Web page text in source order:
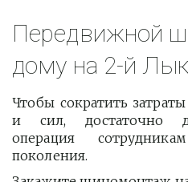
Передвижной
дому на 2-й
Чтобы сократить
и сил, достаточно
операция
поколения.